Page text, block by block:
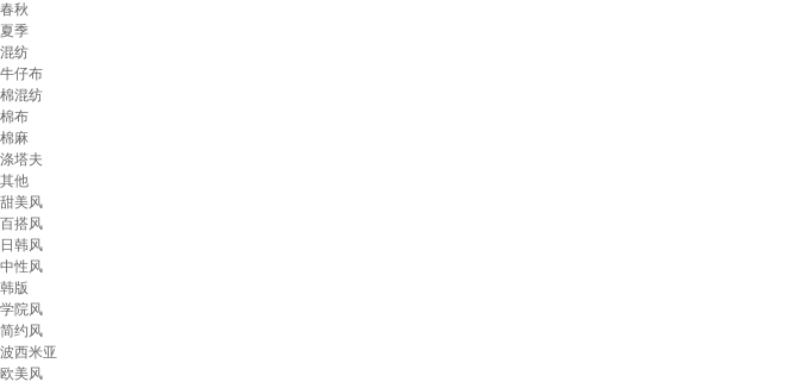
春秋
夏季
混纺
牛仔布
棉混纺
棉布
棉麻
涤塔夫
其他
甜美风
百搭风
日韩风
中性风
韩版
学院风
简约风
波西米亚
欧美风